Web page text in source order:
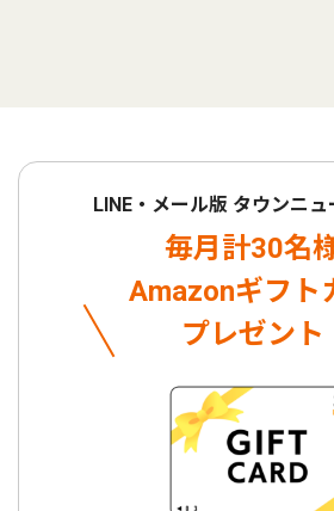
LINE・メール版 タウンニ
毎月計30名
Amazonギフト
プレゼント